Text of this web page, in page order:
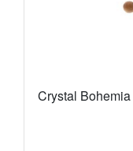
Crystal